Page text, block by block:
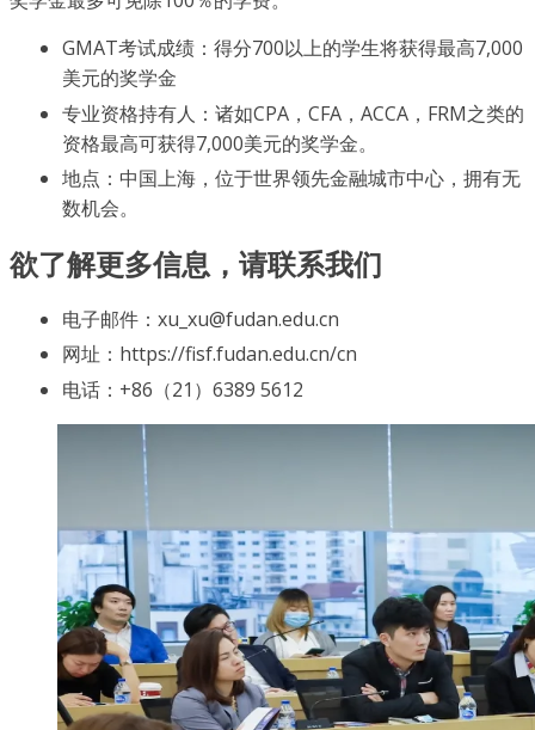
GMAT考试成绩：得分700以上的学生将获得最高7,000
美元的奖学金
专业资格持有人：诸如CPA，CFA，ACCA，FRM之类的
资格最高可获得7,000美元的奖学金。
地点：中国上海，位于世界领先金融城市中心，拥有无
数机会。
欲了解更多信息，请联系我们
电子邮件：xu_xu@fudan.edu.cn
网址：https://fisf.fudan.edu.cn/cn
电话：+86（21）6389 5612